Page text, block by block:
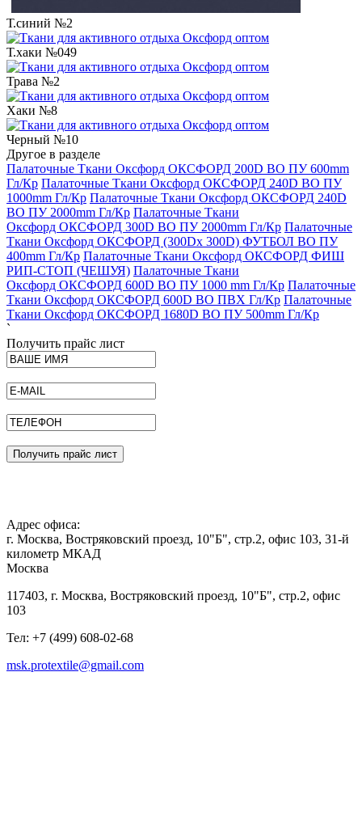
Т.синий №2
Т.хаки №049
Трава №2
Хаки №8
Черный №10
Другое в разделе
Палаточные Ткани Оксфорд ОКСФОРД 200D ВО ПУ 600mm
Гл/Кр Палаточные Ткани Оксфорд ОКСФОРД 240D ВО ПУ
1000mm Гл/Кр Палаточные Ткани Оксфорд ОКСФОРД 240D
ВО ПУ 2000mm Гл/Кр Палаточные Ткани
Оксфорд ОКСФОРД 300D ВО ПУ 2000mm Гл/Кр Палаточные
Ткани Оксфорд ОКСФОРД (300Dx 300D) ФУТБОЛ ВО ПУ
400mm Гл/Кр Палаточные Ткани Оксфорд ОКСФОРД ФИШ
РИП-СТОП (ЧЕШУЯ) Палаточные Ткани
Оксфорд ОКСФОРД 600D ВО ПУ 1000 mm Гл/Кр Палаточные
Ткани Оксфорд ОКСФОРД 600D ВО ПВХ Гл/Кр Палаточные
Ткани Оксфорд ОКСФОРД 1680D ВО ПУ 500mm Гл/Кр
`
Получить прайс лист
Получить прайс лист
Адрес офиса:
г. Москва, Востряковский проезд, 10"Б", стр.2, офис 103, 31-й
километр МКАД
Москва
117403, г. Москва, Востряковский проезд, 10"Б", стр.2, офис
103
Тел: +7 (499) 608-02-68
msk.protextile@gmail.com